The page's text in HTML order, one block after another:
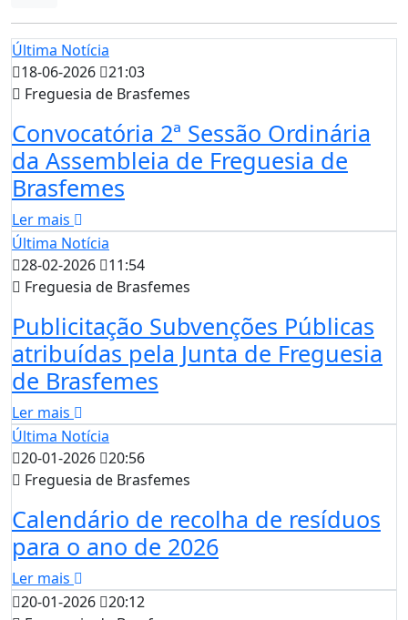
Última Notícia
18-06-2026
21:03
Freguesia de Brasfemes
Convocatória 2ª Sessão Ordinária
da Assembleia de Freguesia de
Brasfemes
Ler mais
Última Notícia
28-02-2026
11:54
Freguesia de Brasfemes
Publicitação Subvenções Públicas
atribuídas pela Junta de Freguesia
de Brasfemes
Ler mais
Última Notícia
20-01-2026
20:56
Freguesia de Brasfemes
Calendário de recolha de resíduos
para o ano de 2026
Ler mais
20-01-2026
20:12